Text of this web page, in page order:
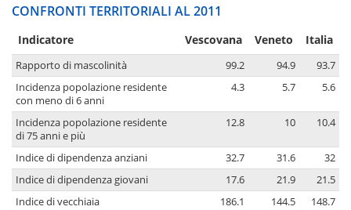
CONFRONTI TERRITORIALI AL 2011
Indicatore Vescovana Veneto Italia
Rapporto di mascolinità 99.2 94.9
93.7
Incidenza popolazione residente
con meno di 6 anni
4.3 5.7 5.6
Incidenza popolazione residente
di 75 anni e più
12.8 10 10.4
Indice di dipendenza anziani 32.7 31.6
32
Indice di dipendenza giovani
17.6 21.9
21.5
Indice di vecchiaia
186.1 144.5
148.7